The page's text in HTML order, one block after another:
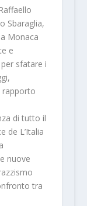
Sbaraglia,
Monaca
e
sfatare i
rapporto
di tutto il
de L’Italia
nuove
tra